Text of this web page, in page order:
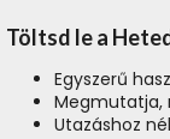
Töltsd le a
Egyszerű
Megmutatja,
Utazáshoz